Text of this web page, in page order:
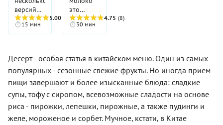
ореховый
аромат, а
сахарная
сладость.
бананы
можно
подавать
самостоятельный
десерт
полезнеее,
чем торт,
пирожное,
булочки
Вот как,
например,
фрукты в
карамели.
Изначально
по этому
рецепту
готовятся
версий
появления
на свет
печенья с
популярной
является
«китайско-
американская».
Говорят,
что в
начале
5.00
(33)
15 мин
это
оригинальный
китайский
десерт,
оставит
равнодушным
ни
сладкоежку.
На
первый
4.75 (8)
30 мин
Десерт - особая статья в китайском меню. Один из самых
популярных - сезонные свежие фрукты. Но иногда прием
пищи завершают и более изысканные блюда: сладкие
супы, тофу с сиропом, всевозможные сладости на основе
риса - пирожки, лепешки, пирожные, а также пудинги и
желе, мороженое и сорбет. Мучное, кстати, в Китае